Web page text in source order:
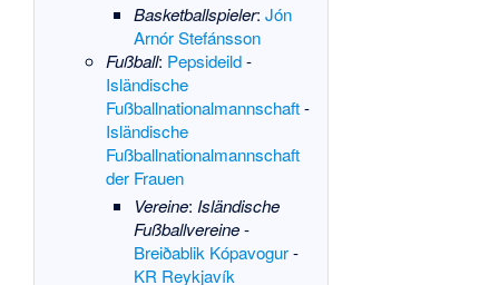
Basketballspieler: Jón
Arnór Stefánsson
Fußball: Pepsideild-
Isländische
Fußballnationalmannschaft-
Isländische
Fußballnationalmannschaft
der Frauen
Vereine: Isländische
Fußballvereine-
Breiðablik Kópavogur-
KR Reykjavík